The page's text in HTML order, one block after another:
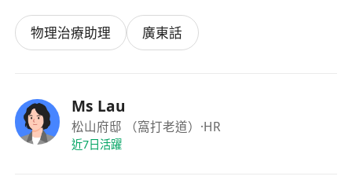
物理治療助理 廣東話
Ms Lau
松山府邸 （窩打老道） ·HR
近7日活躍